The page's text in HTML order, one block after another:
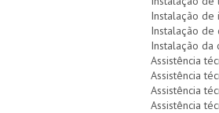
Instalação de
Instalação
Instalação da
Assistência
Assistência
Assistência
Assistência